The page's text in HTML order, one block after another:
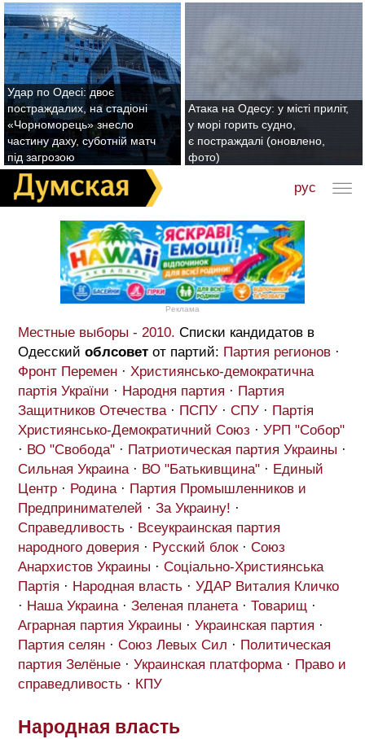
Удар по Одесі: двоє
постраждалих, на стадіоні
«Чорноморець» знесло
частину даху, суботній матч
під загрозою
Атака на Одесу: у місті приліт,
у морі горить судно,
є постраждалі (оновлено,
фото)
рус
Реклама
Местные выборы - 2010. Списки кандидатов в
Одесский облсовет от партий: Партия регионов ·
Фронт Перемен · Християнсько-демократична
партія України · Народня партия · Партия
Защитников Отечества· ПСПУ · СПУ · Партія
Християнсько-Демократичний Союз · УРП "Собор"
· ВО "Свобода" · Патриотическая партия Украины ·
Сильная Украина· ВО "Батькивщина" · Единый
Центр · Родина· Партия Промышленников и
Предпринимателей · За Украину! ·
Справедливость · Всеукраинская партия
народного доверия · Русский блок· Союз
Анархистов Украины · Соціально-Християнська
Партія · Народная власть · УДАР Виталия Кличко
· Наша Украина· Зеленая планета· Товарищ ·
Аграрная партия Украины · Украинская партия ·
Партия селян · Союз Левых Сил · Политическая
партия Зелёные · Украинская платформа· Право и
справедливость · КПУ
Народная власть